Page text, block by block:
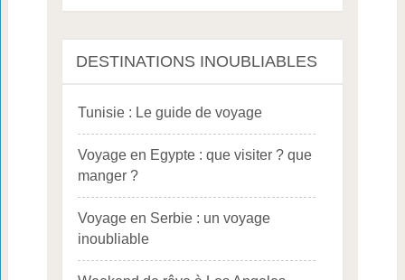
DESTINATIONS INOUBLIABLES
Tunisie : Le guide de voyage
Voyage en Egypte : que visiter ? que
manger ?
Voyage en Serbie : un voyage
inoubliable